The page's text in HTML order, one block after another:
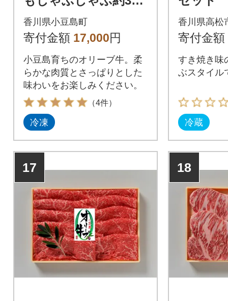
g
香川県小豆島町
寄付金額 17,000円
小豆島育ちのオリーブ牛。柔
らかな肉質とさっぱりとした
味わいをお楽しみください。
（4件）
冷凍
香川県高松
寄付金額
すき焼き味
ぶスタイル
冷蔵
17 18